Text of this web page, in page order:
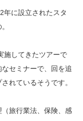
年に設立されたスタ
施してきたツアーで
セミナーで、回を追
れているそうです。
旅行業法、保険、感